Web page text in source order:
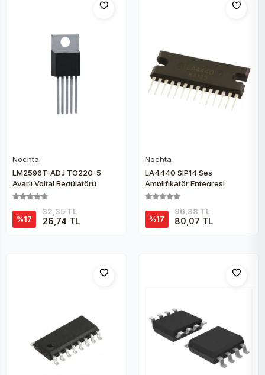
Nochta
LM2596T-ADJ TO220-5
Ayarlı Voltaj Regülatörü
%17
32,35 TL
26,74 TL
Nochta
LA4440 SIP14 Ses
Amplifikatör Entegresi
%17
96,88 TL
80,07 TL